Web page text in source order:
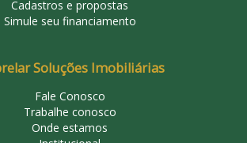
Cadastros e propostas
Simule seu financiamento
Soluções Imobiliárias
Fale Conosco
Trabalhe conosco
Onde estamos